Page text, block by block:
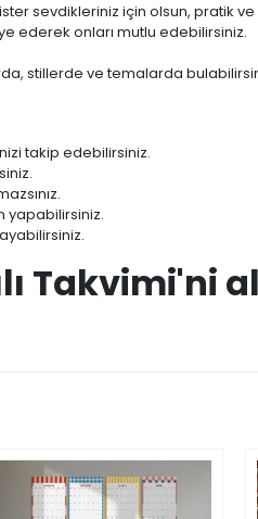
sevdikleriniz için olsun, pratik
ederek onları mutlu edebilirsiniz.
stillerde ve temalarda
takip edebilirsiniz.
yapabilirsiniz.
Takvimi'ni